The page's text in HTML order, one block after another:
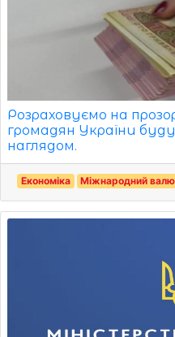
Розраховуємо на
громадян України
наглядом.
Економіка Міжнародний